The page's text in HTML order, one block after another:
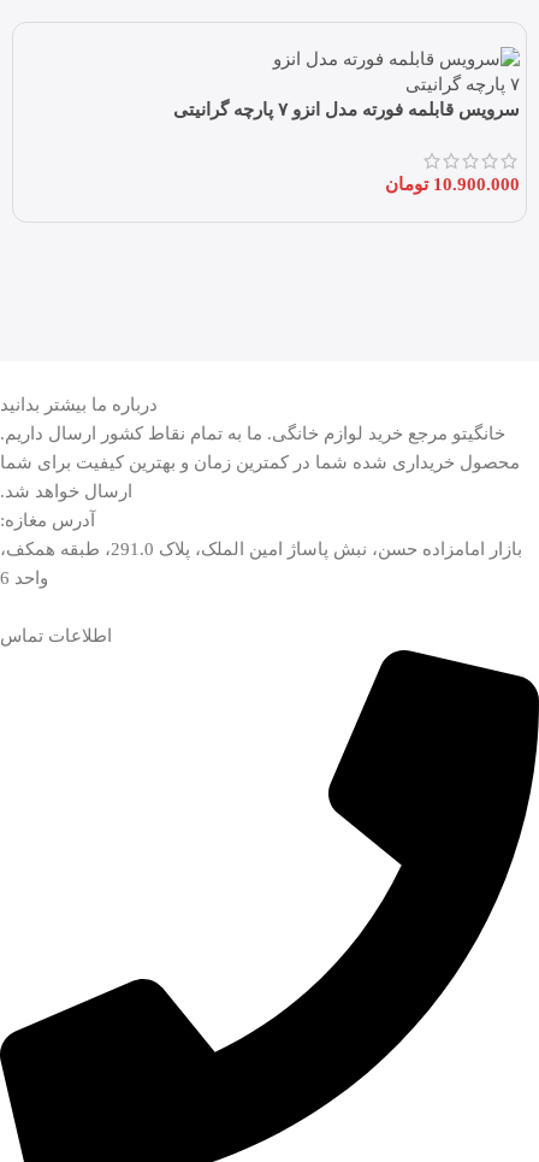
سرویس قابلمه فورته مدل انزو ۷ پارچه گرانیتی
10.900.000 تومان
درباره ما بیشتر بدانید
خانگیتو مرجع خرید لوازم خانگی. ما به تمام نقاط کشور ارسال داریم.
محصول خریداری شده شما در کمترین زمان و بهترین کیفیت برای شما
ارسال خواهد شد.
آدرس مغازه:
بازار امامزاده حسن، نبش پاساژ امین الملک، پلاک 291.0، طبقه همکف،
واحد 6
اطلاعات تماس